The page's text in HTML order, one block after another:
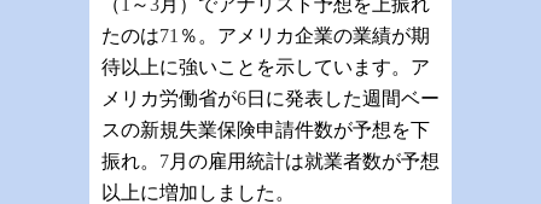
たのは71 ％。アメリカ企業の業績が期
待以上に強いことを示しています。ア
メリカ労働省が6日に発表した週間ベー
スの新規失業保険申請件数が予想を下
振れ。 7月の雇用統計は就業者数が予想
以上に増加しました。